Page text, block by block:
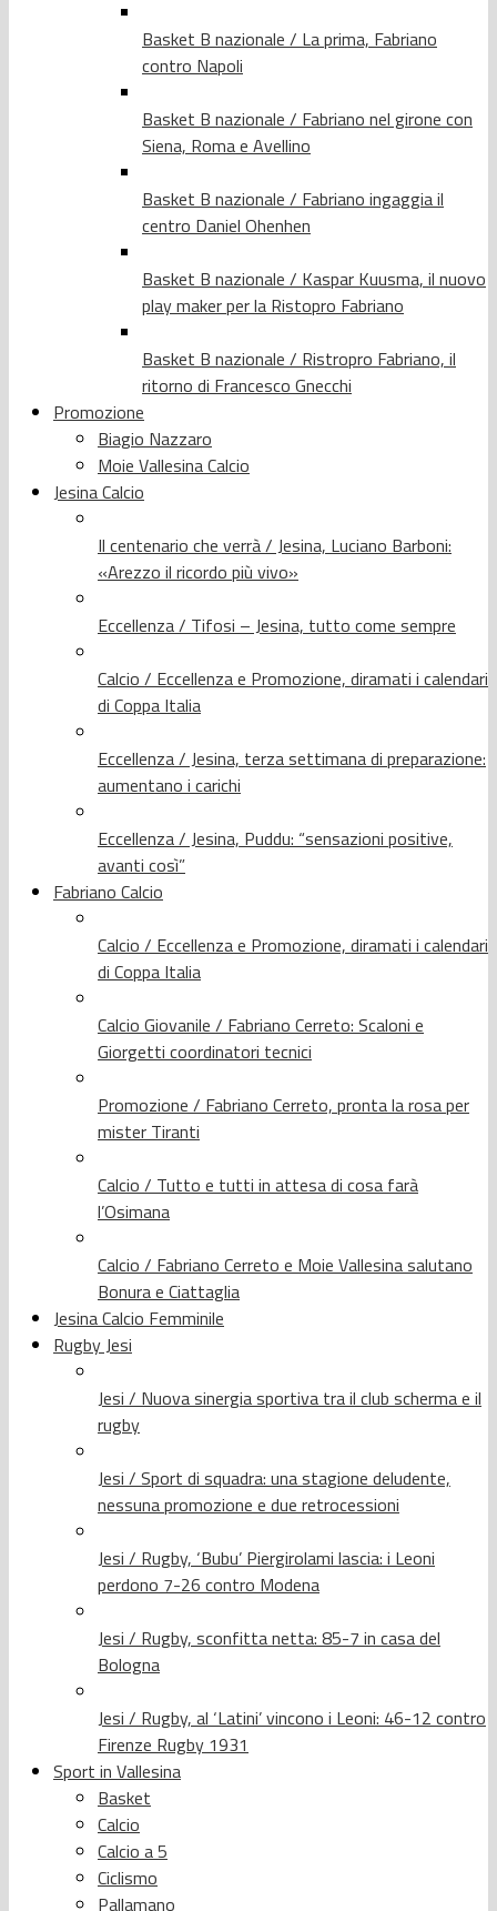
Basket B nazionale / La prima, Fabriano
contro Napoli
Basket B nazionale / Fabriano nel girone con
Siena, Roma e Avellino
Basket B nazionale / Fabriano ingaggia il
centro Daniel Ohenhen
Basket B nazionale / Kaspar Kuusma, il nuovo
play maker per la Ristopro Fabriano
Basket B nazionale / Ristropro Fabriano, il
ritorno di Francesco Gnecchi
Promozione
Biagio Nazzaro
Moie Vallesina Calcio
Jesina Calcio
Il centenario che verrà / Jesina, Luciano Barboni:
«Arezzo il ricordo più vivo»
Eccellenza / Tifosi – Jesina, tutto come sempre
Calcio / Eccellenza e Promozione, diramati i calendari
di Coppa Italia
Eccellenza / Jesina, terza settimana di preparazione:
aumentano i carichi
Eccellenza / Jesina, Puddu: “sensazioni positive,
avanti così”
Fabriano Calcio
Calcio / Eccellenza e Promozione, diramati i calendari
di Coppa Italia
Calcio Giovanile / Fabriano Cerreto: Scaloni e
Giorgetti coordinatori tecnici
Promozione / Fabriano Cerreto, pronta la rosa per
mister Tiranti
Calcio / Tutto e tutti in attesa di cosa farà
l’Osimana
Calcio / Fabriano Cerreto e Moie Vallesina salutano
Bonura e Ciattaglia
Jesina Calcio Femminile
Rugby Jesi
Jesi / Nuova sinergia sportiva tra il club scherma e il
rugby
Jesi / Sport di squadra: una stagione deludente,
nessuna promozione e due retrocessioni
Jesi / Rugby, ‘Bubu’ Piergirolami lascia: i Leoni
perdono 7-26 contro Modena
Jesi / Rugby, sconfitta netta: 85-7 in casa del
Bologna
Jesi / Rugby, al ‘Latini’ vincono i Leoni: 46-12 contro
Firenze Rugby 1931
Sport in Vallesina
Basket
Calcio
Calcio a 5
Ciclismo
Pallamano